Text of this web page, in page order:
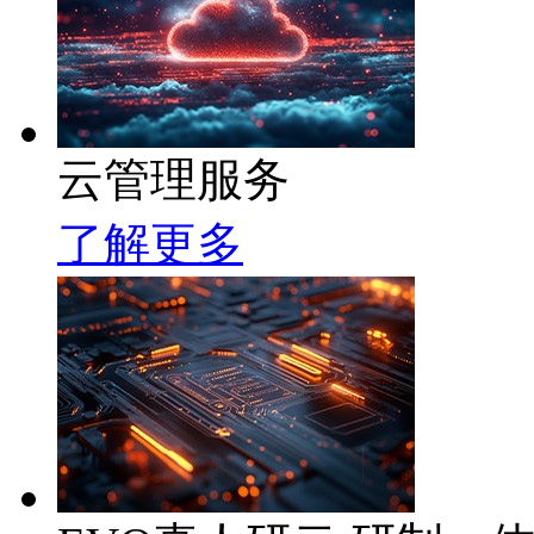
云管理服务
了解更多